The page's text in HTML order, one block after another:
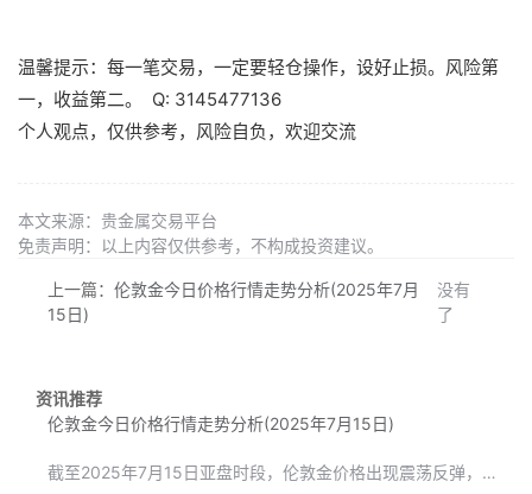
温馨提示：每一笔交易，一定要轻仓操作，设好止损。风险第
一，收益第二。 Q: 3145477136
个人观点，仅供参考，风险自负，欢迎交流
本文来源：贵金属交易平台
免责声明：以上内容仅供参考，不构成投资建议。
上一篇： 伦敦金今日价格行情走势分析(2025年7月
15日)
没有
了
资讯推荐
伦敦金今日价格行情走势分析(2025年7月15日)
截至2025年7月15日亚盘时段，伦敦金价格出现震荡反弹，当